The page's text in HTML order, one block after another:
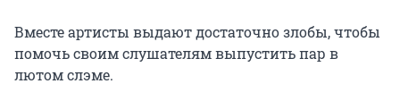
Вместе артисты выдают достаточно злобы, чтобы
помочь своим слушателям выпустить пар в
лютом слэме.